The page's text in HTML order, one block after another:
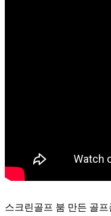
스크린골프 붐 만든 골